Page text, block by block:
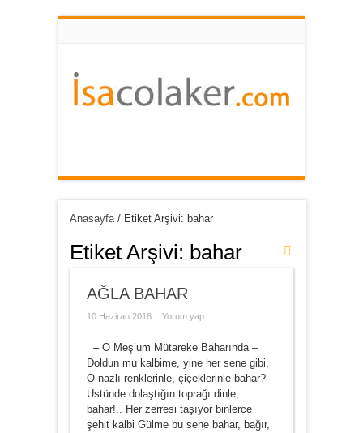
Anasayfa/ Etiket Arşivi: bahar
Etiket Arşivi: bahar
AĞLA BAHAR
10 Haziran 2016 Yorum yap
– O Meş’um Mütareke Baharında –
Doldun mu kalbime, yine her sene gibi,
O nazlı renklerinle, çiçeklerinle bahar?
Üstünde dolaştığın toprağı dinle,
bahar!.. Her zerresi taşıyor binlerce
şehit kalbi Gülme bu sene bahar, bağır,